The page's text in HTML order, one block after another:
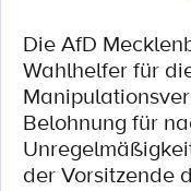
Die AfD
Wahlhelfer für
Belohnung für
der Vorsitzende